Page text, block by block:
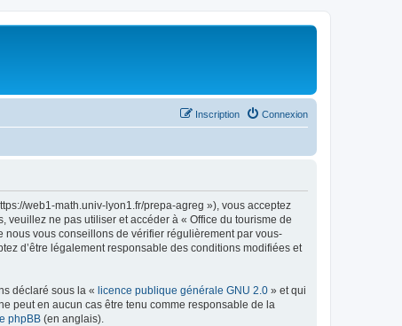
Connexion
Inscription
web1-math.univ-lyon1.fr/prepa-agreg »), vous acceptez
veuillez ne pas utiliser et accéder à « Office du tourisme de
nous vous conseillons de vérifier régulièrement par vous-
d’être légalement responsable des conditions modifiées et
déclaré sous la « licence publique générale GNU 2.0 » et qui
peut en aucun cas être tenu comme responsable de la
phpBB (en anglais).